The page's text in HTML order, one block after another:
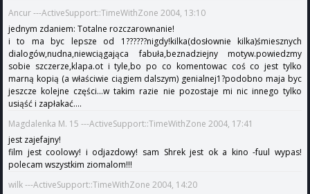
Ancur ---ActiveSupport::TimeWithZone 2004, 13:10
jednym zdaniem: Totalne rozczarownanie!
i to ma byc lepsze od 1??????nigdy!kilka(dosłownie kilka)śmiesznych
dialogów,nudna,niewciągająca fabuła,beznadziejny motyw.powiedzmy
sobie szczerze,klapa.ot i tyle,bo po co komentowac coś co jest tylko
marną kopią (a właściwie ciągiem dalszym) genialnej1?podobno maja byc
jeszcze kolejne części...w takim razie nie pozostaje mi nic innego tylko
usiąść i zapłakać....
Magdalenka M. 15 ---ActiveSupport::TimeWithZone 2004, 17:41
jest zajefajny!
film jest coolowy! i odjazdowy! sam Shrek jest ok a kino -fuul wypas!
polecam wszystkim ziomalom!!!
wilk ---ActiveSupport::TimeWithZone 2004, 14:20